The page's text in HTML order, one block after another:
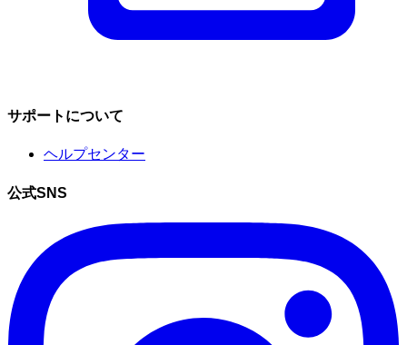
サポートについて
ヘルプセンター
公式SNS